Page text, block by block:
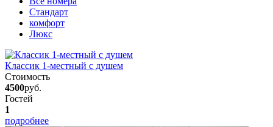
Стандарт
комфорт
Люкс
Классик 1-местный с душем
Стоимость
4500руб.
Гостей
1
подробнее